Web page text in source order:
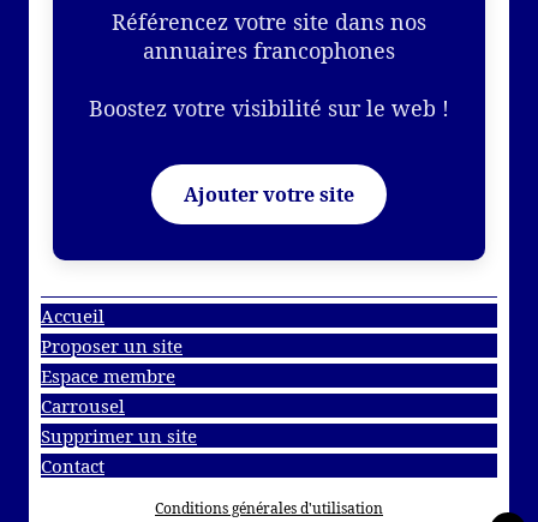
Référencez votre site dans nos
annuaires francophones
Boostez votre visibilité sur le web !
Ajouter votre site
Accueil
Proposer un site
Espace membre
Carrousel
Supprimer un site
Contact
Conditions générales d'utilisation